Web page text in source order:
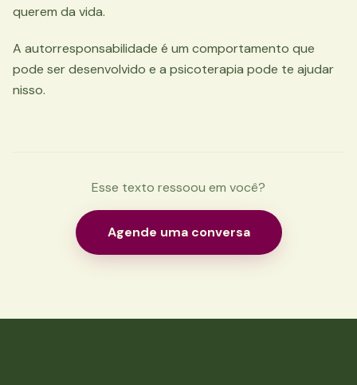
querem da vida.
A autorresponsabilidade é um comportamento que
pode ser desenvolvido e a psicoterapia pode te ajudar
nisso.
Esse texto ressoou em você?
Agende uma conversa